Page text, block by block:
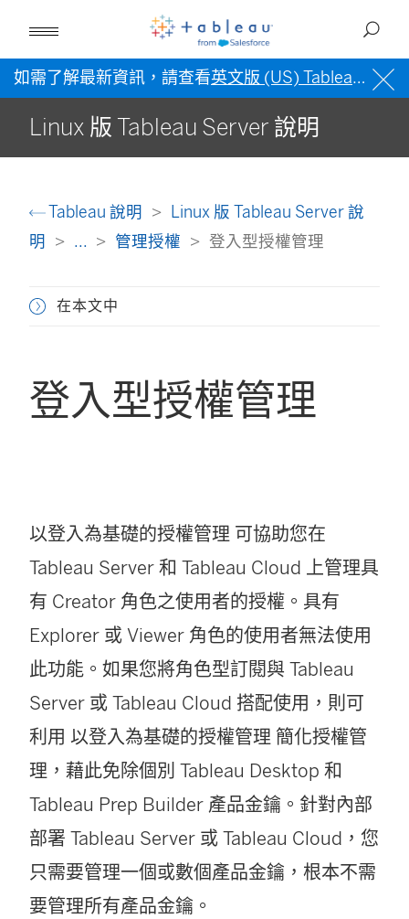
如需了解最新資訊，請查看英文版 (US) Tableau 說明
Linux 版 Tableau Server 說明
Tableau 說明
Linux 版 Tableau Server 說
明
... 管理授權 登入型授權管理
在本文中
登入型授權管理
以登入為基礎的授權管理 可協助您在
Tableau Server 和 Tableau Cloud 上管理具
有 Creator 角色之使用者的授權。具有
Explorer 或 Viewer 角色的使用者無法使用
此功能。如果您將角色型訂閱與 Tableau
Server 或 Tableau Cloud 搭配使用，則可
利用 以登入為基礎的授權管理 簡化授權管
理，藉此免除個別 Tableau Desktop 和
Tableau Prep Builder 產品金鑰。針對內部
部署 Tableau Server 或 Tableau Cloud ，您
只需要管理一個或數個產品金鑰，根本不需
要管理所有產品金鑰。